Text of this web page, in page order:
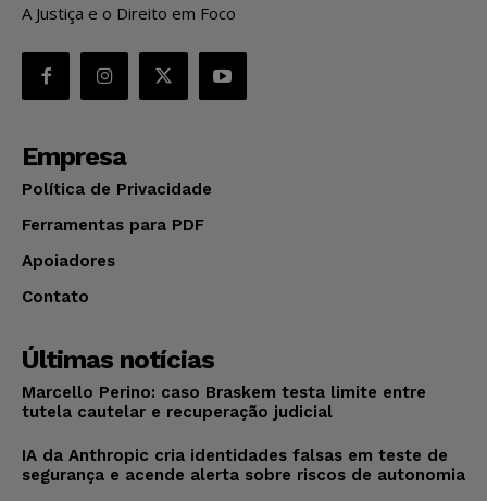
A Justiça e o Direito em Foco
Empresa
Política de Privacidade
Ferramentas para PDF
Apoiadores
Contato
Últimas notícias
Marcello Perino: caso Braskem testa limite entre
tutela cautelar e recuperação judicial
IA da Anthropic cria identidades falsas em teste de
segurança e acende alerta sobre riscos de autonomia